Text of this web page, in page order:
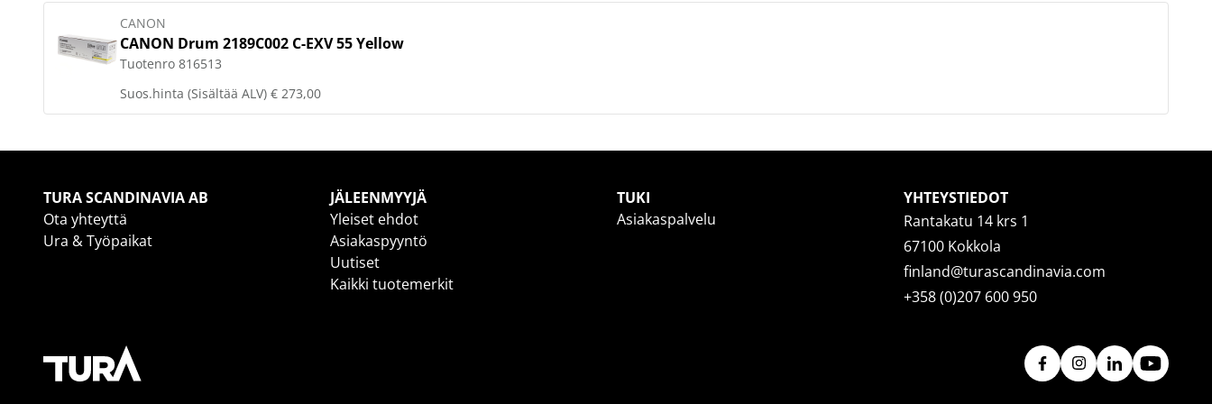
CANON
CANON Drum 2189C002 C-EXV 55 Yellow
Tuotenro 816513
Suos.hinta (Sisältää ALV) € 273,00
TURA SCANDINAVIA AB
Ota yhteyttä
Ura & Työpaikat
JÄLEENMYYJÄ
Yleiset ehdot
Asiakaspyyntö
Uutiset
Kaikki tuotemerkit
TUKI
Asiakaspalvelu
YHTEYSTIEDOT
Rantakatu 14 krs 1
67100 Kokkola
finland@turascandinavia.com
+358 (0)207 600 950